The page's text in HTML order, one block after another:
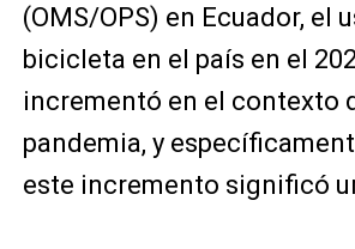
(OMS/OPS) en Ecuador, el
bicicleta en el país en el
incrementó en el contexto
pandemia, y
este incremento significó